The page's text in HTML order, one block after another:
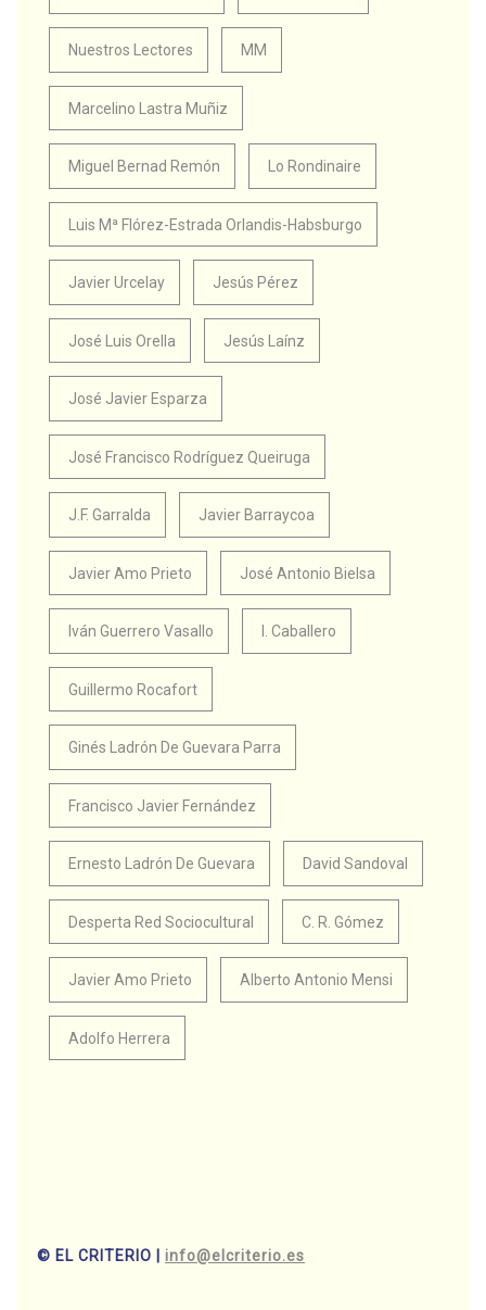
Nuestros Lectores MM
Marcelino Lastra Muñiz
Miguel Bernad Remón Lo Rondinaire
Luis Mª Flórez-Estrada Orlandis-Habsburgo
Javier Urcelay Jesús Pérez
José Luis Orella Jesús Laínz
José Javier Esparza
José Francisco Rodríguez Queiruga
J.F. Garralda Javier Barraycoa
Javier Amo Prieto José Antonio Bielsa
Iván Guerrero Vasallo I. Caballero
Guillermo Rocafort
Ginés Ladrón De Guevara Parra
Francisco Javier Fernández
Ernesto Ladrón De Guevara David Sandoval
Desperta Red Sociocultural C. R. Gómez
Javier Amo Prieto Alberto Antonio Mensi
Adolfo Herrera
© EL CRITERIO | info@elcriterio.es